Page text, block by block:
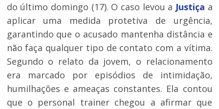
do último domingo (17). O caso levou a Justiça a
aplicar uma medida protetiva de urgência,
garantindo que o acusado mantenha distância e
não faça qualquer tipo de contato com a vítima.
Segundo o relato da jovem, o relacionamento
era marcado por episódios de intimidação,
humilhações e ameaças constantes. Ela contou
que o personal trainer chegou a afirmar que